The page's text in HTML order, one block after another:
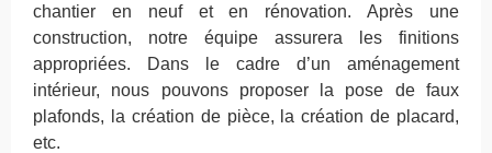
chantier en neuf et en rénovation. Après une
construction, notre équipe assurera les finitions
appropriées. Dans le cadre d’un aménagement
intérieur, nous pouvons proposer la pose de faux
plafonds, la création de pièce, la création de placard,
etc.